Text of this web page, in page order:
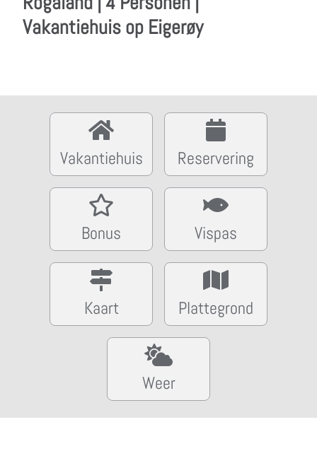
Vakantiehuis op Eigerøy
Vakantiehuis Reservering
Bonus Vispas
Kaart Plattegrond
Weer